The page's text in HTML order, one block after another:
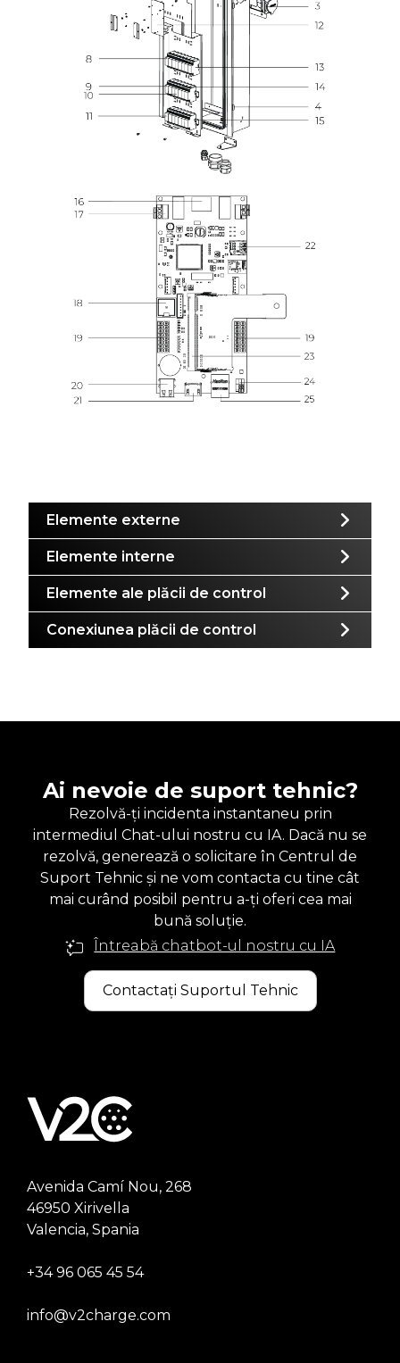
Elemente externe
Elemente interne
Elemente ale plăcii de control
Conexiunea plăcii de control
Ai nevoie de suport tehnic?
Rezolvă-ți incidenta instantaneu prin
intermediul Chat-ului nostru cu IA. Dacă nu se
rezolvă, generează o solicitare în Centrul de
Suport Tehnic și ne vom contacta cu tine cât
mai curând posibil pentru a-ți oferi cea mai
bună soluție.
Întreabă chatbot-ul nostru cu IA
Contactați Suportul Tehnic
Avenida Camí Nou, 268
46950 Xirivella
Valencia, Spania
+34 96 065 45 54
info@v2charge.com